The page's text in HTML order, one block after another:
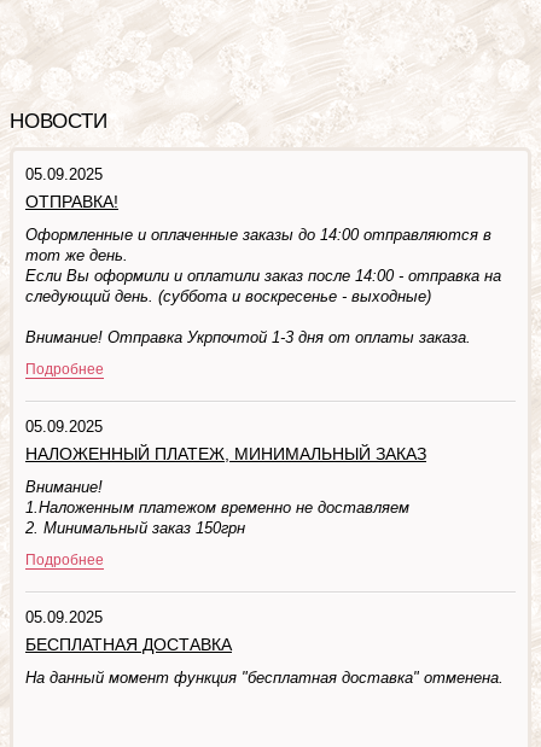
НОВОСТИ
05.09.2025
ОТПРАВКА!
Оформленные и оплаченные заказы до 14:00 отправляются в
тот же день.
Если Вы оформили и оплатили заказ после 14:00 - отправка на
следующий день. (суббота и воскресенье - выходные)
Внимание! Отправка Укрпочтой 1-3 дня от оплаты заказа.
Подробнее
05.09.2025
НАЛОЖЕННЫЙ ПЛАТЕЖ, МИНИМАЛЬНЫЙ ЗАКАЗ
Внимание!
1.Наложенным платежом временно не доставляем
2. Минимальный заказ 150грн
Подробнее
05.09.2025
БЕСПЛАТНАЯ ДОСТАВКА
На данный момент функция "бесплатная доставка" отменена.